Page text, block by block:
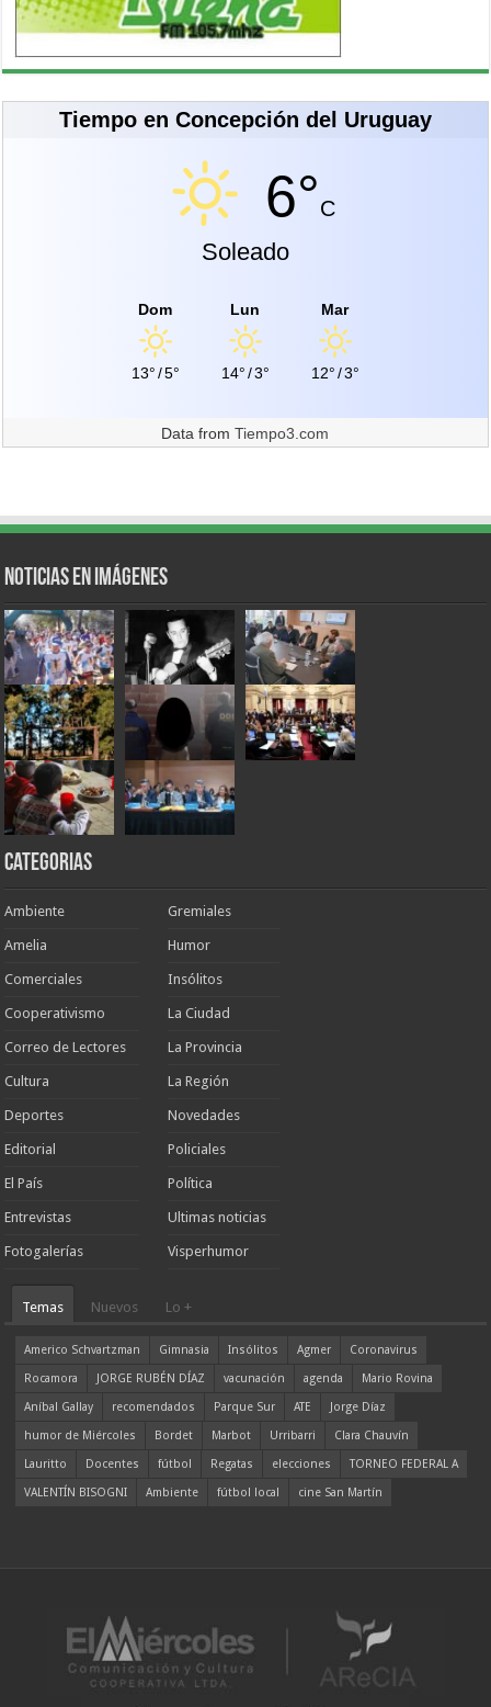
Tiempo en Concepción del Uruguay
6°C
Soleado
Dom
13°/5°
Lun
14°/3°
Mar
12°/3°
Data fromTiempo3.com
Noticias en Imágenes
Categorias
Ambiente
Amelia
Comerciales
Cooperativismo
Correo de Lectores
Cultura
Deportes
Editorial
El País
Entrevistas
Fotogalerías
Gremiales
Humor
Insólitos
La Ciudad
La Provincia
La Región
Novedades
Policiales
Política
Ultimas noticias
Visperhumor
Temas Nuevos Lo +
Americo Schvartzman Gimnasia Insólitos Agmer
Coronavirus
Rocamora
JORGE RUBÉN DÍAZ vacunación agenda
Mario Rovina
Aníbal Gallay
recomendados Parque Sur ATE
Jorge Díaz
humor de Miércoles
Bordet Marbot Urribarri
Clara Chauvín
Lauritto
Docentes fútbol Regatas elecciones
TORNEO FEDERAL A
VALENTÍN BISOGNI
Ambiente fútbol local cine San Martín